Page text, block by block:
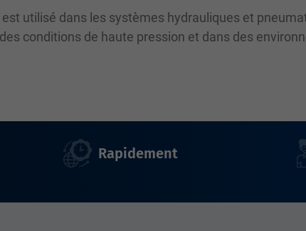
est utilisé dans les systèmes hydrauliques et
conditions de haute pression et dans des
Rapidement